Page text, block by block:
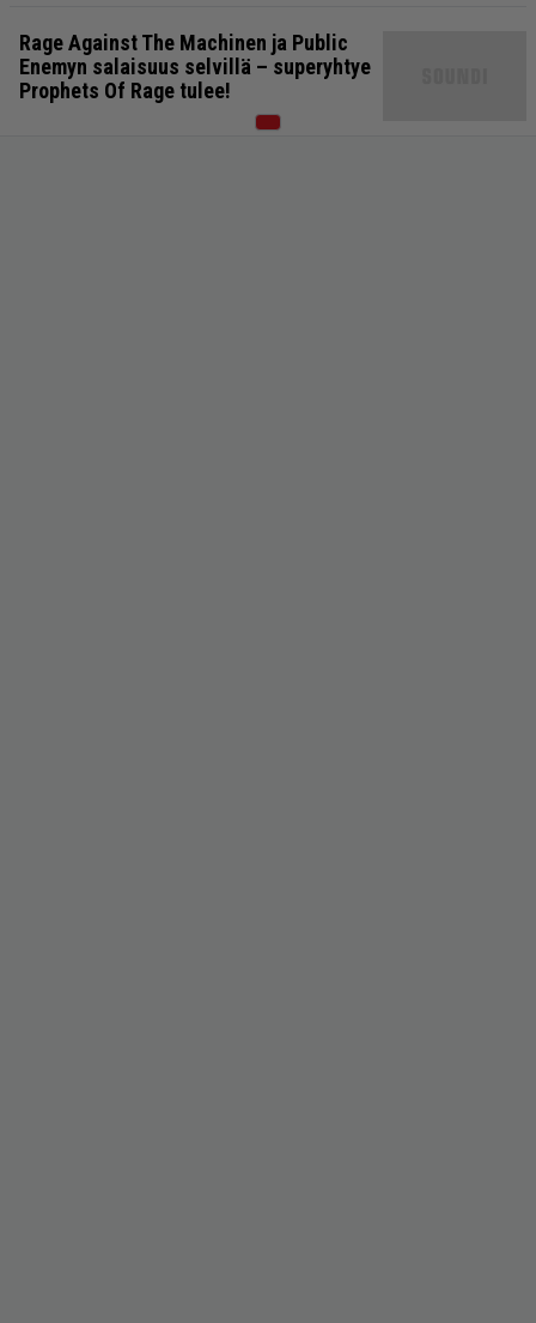
Rage Against The Machinen ja Public
Enemyn salaisuus selvillä – superyhtye
Prophets Of Rage tulee!